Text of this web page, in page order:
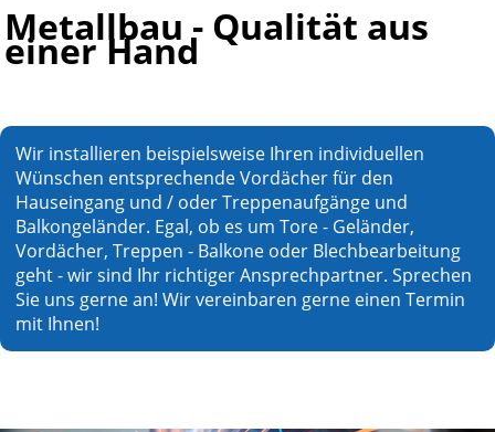
Metallbau - Qualität aus
einer Hand
Wir installieren beispielsweise Ihren individuellen
Wünschen entsprechende Vordächer für den
Hauseingang und / oder Treppenaufgänge und
Balkongeländer. Egal, ob es um Tore - Geländer,
Vordächer, Treppen - Balkone oder Blechbearbeitung
geht - wir sind Ihr richtiger Ansprechpartner. Sprechen
Sie uns gerne an! Wir vereinbaren gerne einen Termin
mit Ihnen!